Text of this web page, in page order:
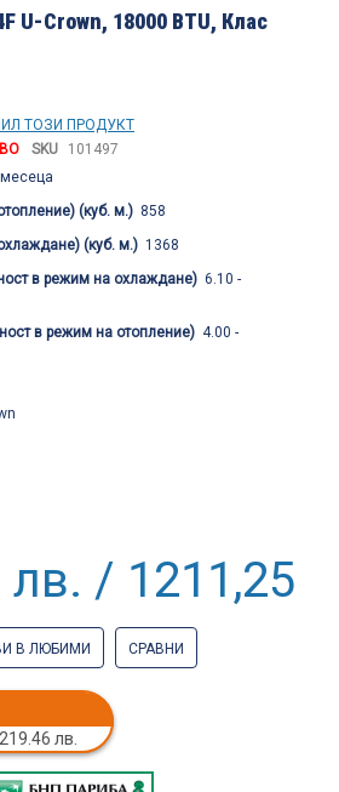
U-Crown, 18000 BTU, Клас
ТОЗИ ПРОДУКТ
SKU
101497
(куб. м.) 858
(куб. м.) 1368
в режим на охлаждане) 6.10 -
в режим на отопление) 4.00 -
/ 1211,25 €
В ЛЮБИМИ СРАВНИ
лв.